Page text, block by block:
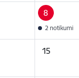
8
2 notikumi
15